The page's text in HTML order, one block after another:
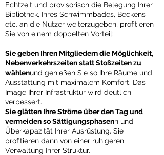
Echtzeit und provisorisch die Belegung Ihrer
Bibliothek, Ihres Schwimmbades, Beckens
etc. an die Nutzer weiterzugeben, profitieren
Sie von einem doppelten Vorteil:
Sie geben Ihren Mitgliedern die Möglichkeit,
Nebenverkehrszeiten statt Stoßzeiten zu
wählenund genießen Sie so Ihre Räume und
Ausstattung mit maximalem Komfort. Das
Image Ihrer Infrastruktur wird deutlich
verbessert.
Sie glätten Ihre Ströme über den Tag und
vermeiden so Sättigungsphasenn und
Überkapazität Ihrer Ausrüstung. Sie
profitieren dann von einer ruhigeren
Verwaltung Ihrer Struktur.